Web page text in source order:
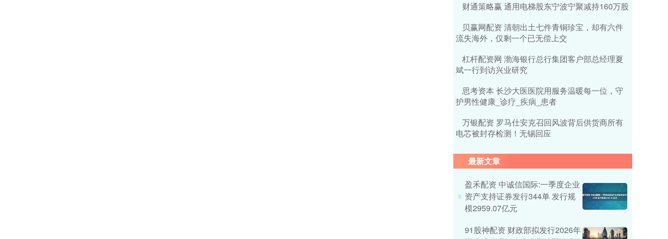
财通策略赢 通用电梯股东宁波宁聚减持160万股
贝赢网配资 清朝出土七件青铜珍宝，却有六件
流失海外，仅剩一个已无偿上交
杠杆配资网 渤海银行总行集团客户部总经理夏
斌一行到访兴业研究
思考资本 长沙大医医院用服务温暖每一位，守
护男性健康_诊疗_疾病_患者
万银配资 罗马仕安克召回风波背后供货商所有
电芯被封存检测！无锡回应
最新文章
盈禾配资 中诚信国际:一季度企业
资产支持证券发行344单 发行规
模2959.07亿元
91股神配资 财政部拟发行2026年